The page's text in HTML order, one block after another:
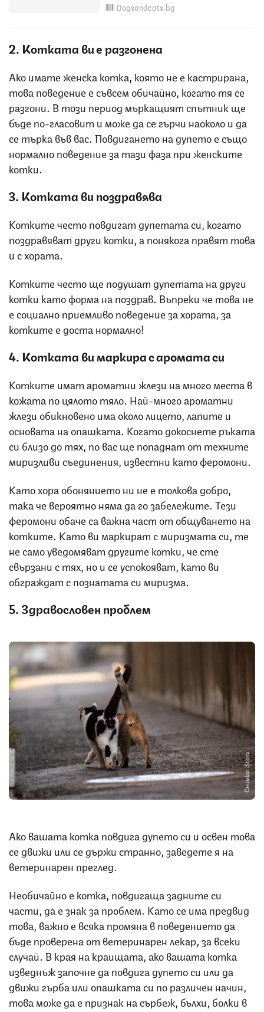
Dogsandcats.bg
2. Котката ви е разгонена
Ако имате женска котка, която не е кастрирана,
това поведение е съвсем обичайно, когато тя се
разгони. В този период мъркащият спътник ще
бъде по-гласовит и може да се гърчи наоколо и да
се търка във вас. Повдигането на дупето е също
нормално поведение за тази фаза при женските
котки.
3. Котката ви поздравява
Котките често повдигат дупетата си, когато
поздравяват други котки, а понякога правят това
и с хората.
Котките често ще подушат дупетата на други
котки като форма на поздрав. Въпреки че това не
е социално приемливо поведение за хората, за
котките е доста нормално!
4. Котката ви маркира с аромата си
Котките имат ароматни жлези на много места в
кожата по цялото тяло. Най-много ароматни
жлези обикновено има около лицето, лапите и
основата на опашката. Когато докоснете ръката
си близо до тях, по вас ще попаднат от техните
миризливи съединения, известни като феромони.
Като хора обонянието ни не е толкова добро,
така че вероятно няма да го забележите. Тези
феромони обаче са важна част от общуването на
котките. Като ви маркират с миризмата си, те
не само уведомяват другите котки, че сте
свързани с тях, но и се успокояват, като ви
обграждат с познатата си миризма.
5. Здравословен проблем
Снимка: iStock
Ако вашата котка повдига дупето си и освен това
се движи или се държи странно, заведете я на
ветеринарен преглед.
Необичайно е котка, повдигаща задните си
части, да е знак за проблем. Като се има предвид
това, важно е всяка промяна в поведението да
бъде проверена от ветеринарен лекар, за всеки
случай. В края на краищата, ако вашата котка
изведнъж започне да повдига дупето си или да
движи гърба или опашката си по различен начин,
това може да е признак на сърбеж, бълхи, болки в